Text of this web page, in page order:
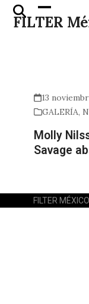
Skip
FILTER
Open
mobile
Close
mobile
13
GALERÍA,
Molly
Savage
FILTER